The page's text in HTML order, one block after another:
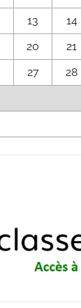
13 14
20 21
27 28